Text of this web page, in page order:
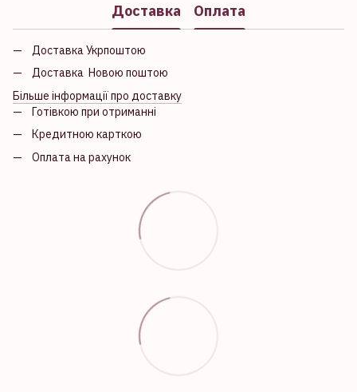
Доставка Оплата
Доставка Укрпоштою
Доставка Новою поштою
Більше інформації про доставку
Готівкою при отриманні
Кредитною карткою
Оплата на рахунок